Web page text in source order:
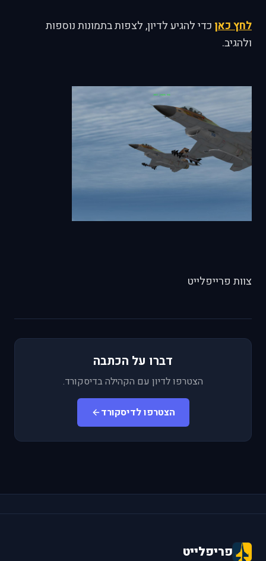
לחץ כאן כדי להגיע לדיון, לצפות בתמונות נוספות
ולהגיב.
צוות פרייפלייט
דברו על הכתבה
הצטרפו לדיון עם הקהילה בדיסקורד.
הצטרפו לדיסקורד
פריפלייט